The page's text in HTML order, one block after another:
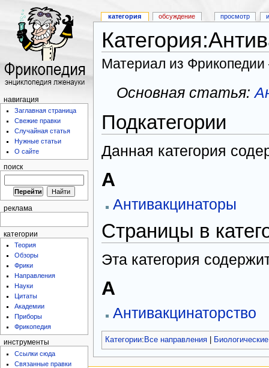
Материал из
Основная статья:
Подкатегории
Данная категория
А
Антивакцинаторы
Страницы в
Эта категория
А
Антивакцинаторство
Категории: Все направления|
категория обсуждение просмотр
навигация
Заглавная страница
Свежие правки
Случайная статья
Нужные статьи
О сайте
поиск
реклама
категории
Теория
Обзоры
Фрики
Направления
Науки
Цитаты
Академии
Приборы
Фрикопедия
инструменты
Ссылки сюда
Связанные правки